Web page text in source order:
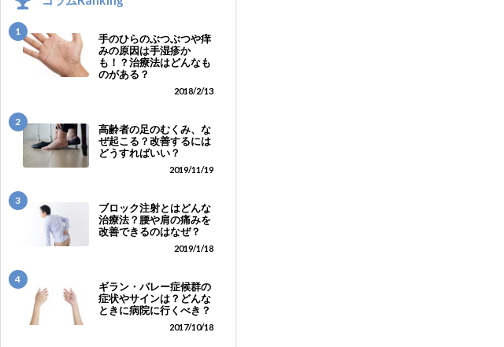
1
手のひらのぶつぶつや痒
みの原因は手湿疹か
も！？治療法はどんなも
のがある？
2018/2/13
2
高齢者の足のむくみ、な
ぜ起こる？改善するには
どうすればいい？
2019/11/19
3
ブロック注射とはどんな
治療法？腰や肩の痛みを
改善できるのはなぜ？
2019/1/18
4
ギラン・バレー症候群の
症状やサインは？どんな
ときに病院に行くべき？
2017/10/18